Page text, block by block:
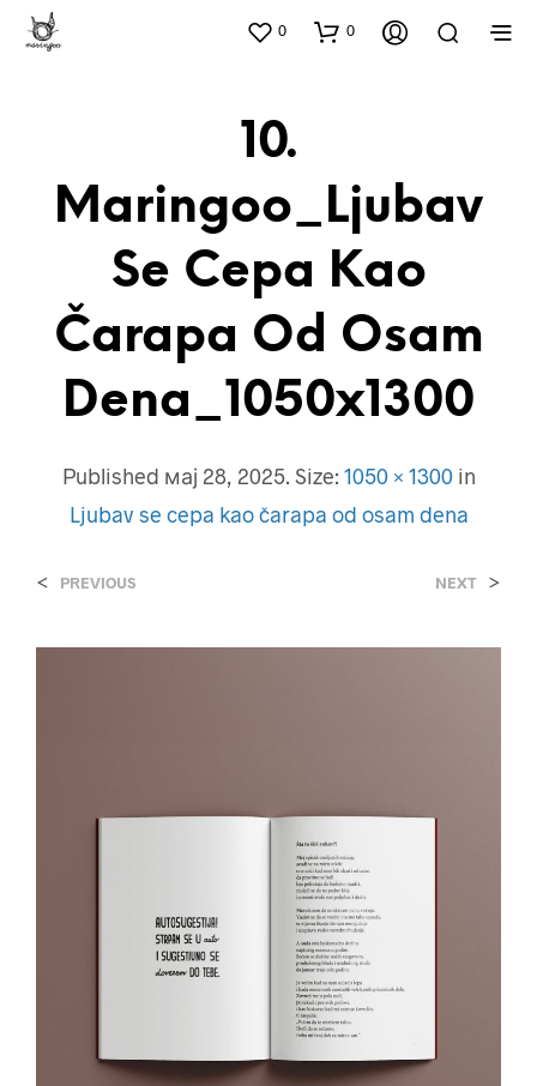
0 0
10.
Maringoo_Ljubav
Se Cepa Kao
Čarapa Od Osam
Dena_1050x1300
Published мај 28, 2025. Size: 1050 × 1300in
Ljubav se cepa kao čarapa od osam dena
< PREVIOUS NEXT >